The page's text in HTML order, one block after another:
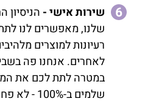
שירות אישי - הניסיון
שלנו, מאפשרים לנו
רעיונות למוצרים
לאחרים. אנחנו פה
במטרה לתת לכם את
שלמים ב-100% - לא פחות!